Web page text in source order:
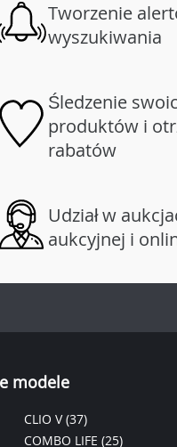
Tworzenie
wyszukiwania
Śledzenie
produktów i
rabatów
Udział w
aukcyjnej i
modele
CLIO V(37)
COMBO LIFE (25)